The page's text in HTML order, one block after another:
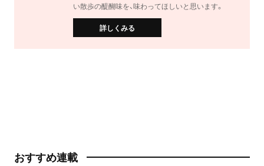
い散歩の醍醐味を、味わってほしいと思います。
詳しくみる
おすすめ連載